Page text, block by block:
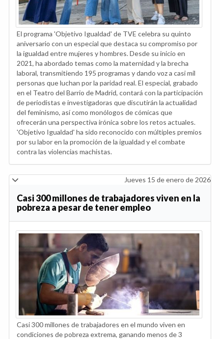
El programa 'Objetivo Igualdad' de TVE celebra su quinto
aniversario con un especial que destaca su compromiso por
la igualdad entre mujeres y hombres. Desde su inicio en
2021, ha abordado temas como la maternidad y la brecha
laboral, transmitiendo 195 programas y dando voz a casi mil
personas que luchan por la paridad real. El especial, grabado
en el Teatro del Barrio de Madrid, contará con la participación
de periodistas e investigadoras que discutirán la actualidad
del feminismo, así como monólogos de cómicas que
ofrecerán una perspectiva irónica sobre los retos actuales.
'Objetivo Igualdad' ha sido reconocido con múltiples premios
por su labor en la promoción de la igualdad y el combate
contra las violencias machistas.
Jueves 15 de enero de 2026
Casi 300 millones de trabajadores viven en la
pobreza a pesar de tener empleo
Casi 300 millones de trabajadores en el mundo viven en
condiciones de pobreza extrema, ganando menos de 3